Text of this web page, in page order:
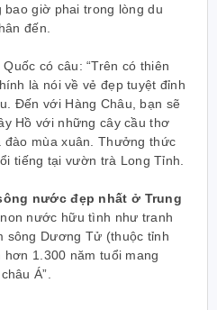
giờ phai trong lòng du
đến.
có câu: “Trên có thiên
là nói về vẻ đẹp tuyệt đỉnh
Đến với Hàng Châu, bạn sẽ
Hồ với những cây cầu thơ
mùa xuân. Thưởng thức
tiếng tại vườn trà Long Tỉnh.
nước đẹp nhất ở Trung
nước hữu tình như tranh
sông Dương Tử (thuộc tỉnh
1.300 năm tuổi mang
Á”.